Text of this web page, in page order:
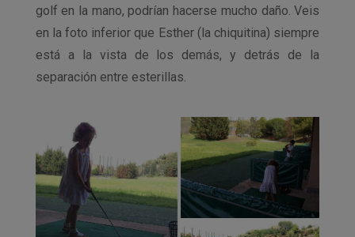
golf en la mano, podrían hacerse mucho daño. Veis
en la foto inferior que Esther (la chiquitina) siempre
está a la vista de los demás, y detrás de la
separación entre esterillas.